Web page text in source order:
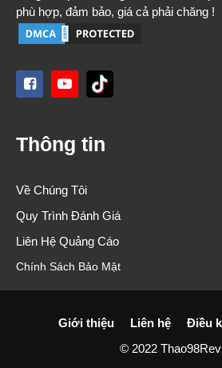
phù hợp, đảm bảo, giá cả phải chăng !
Thông tin
Về Chúng Tôi
Quy Trình Đánh Giá
Liên Hệ Quảng Cáo
Chính Sách Bảo Mật
Giới thiệu Liên hệ
Điều
© 2022